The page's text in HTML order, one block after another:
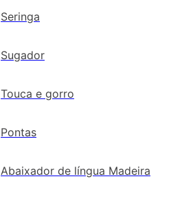
Seringa
Sugador
Touca e gorro
Pontas
Abaixador de língua Madeira